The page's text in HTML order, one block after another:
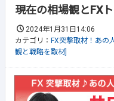
現在の相場観とFX
2024年1月31日14:06
カテゴリ： FX突撃取材！あの
観と戦略を取材]